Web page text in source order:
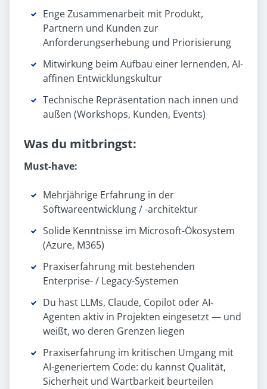
Enge Zusammenarbeit mit Produkt,
Partnern und Kunden zur
Anforderungserhebung und Priorisierung
Mitwirkung beim Aufbau einer lernenden, AI-
affinen Entwicklungskultur
Technische Repräsentation nach innen und
außen (Workshops, Kunden, Events)
Was du mitbringst:
Must-have:
Mehrjährige Erfahrung in der
Softwareentwicklung / -architektur
Solide Kenntnisse im Microsoft-Ökosystem
(Azure, M365)
Praxiserfahrung mit bestehenden
Enterprise- / Legacy-Systemen
Du hast LLMs, Claude, Copilot oder AI-
Agenten aktiv in Projekten eingesetzt — und
weißt, wo deren Grenzen liegen
Praxiserfahrung im kritischen Umgang mit
AI-generiertem Code: du kannst Qualität,
Sicherheit und Wartbarkeit beurteilen